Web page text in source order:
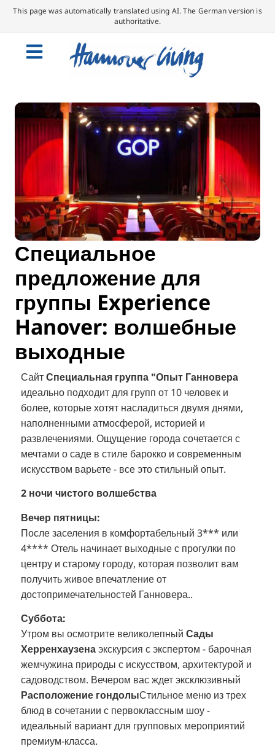
This page was automatically translated using AI. The German version is
authoritative.
Специальное
предложение для
группы Experience
Hanover: волшебные
выходные
СайтСпециальная группа "Опыт Ганновера
идеально подходит для групп от 10 человек и
более, которые хотят насладиться двумя днями,
наполненными атмосферой, историей и
развлечениями. Ощущение города сочетается с
мечтами о саде в стиле барокко и современным
искусством варьете - все это стильный опыт.
2 ночи чистого волшебства
Вечер пятницы:
После заселения в комфортабельный 3*** или
4**** Отель начинает выходные с прогулки по
центру и старому городу, которая позволит вам
получить живое впечатление от
достопримечательностей Ганновера..
Суббота:
Утром вы осмотрите великолепный Сады
Херренхаузенаэкскурсия с экспертом - барочная
жемчужина природы с искусством, архитектурой и
садоводством. Вечером вас ждет эксклюзивный
Расположение гондолыСтильное меню из трех
блюд в сочетании с первоклассным шоу -
идеальный вариант для групповых мероприятий
премиум-класса.